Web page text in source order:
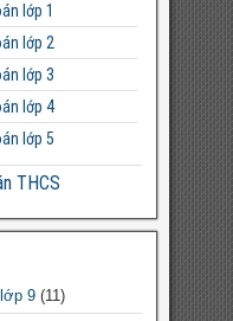
12
lớp 1
lớp 2
lớp 3
lớp 4
lớp 5
THCS
THCS
lớp 6
lớp 7
lớp 8
9(11)